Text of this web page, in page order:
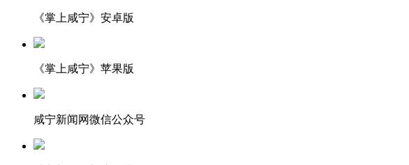
《掌上咸宁》安卓版
《掌上咸宁》苹果版
咸宁新闻网微信公众号